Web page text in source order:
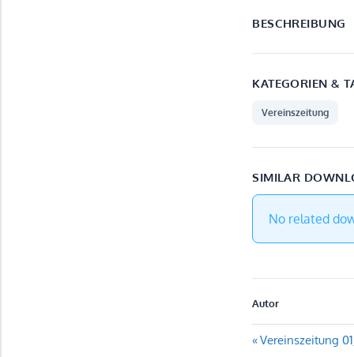
BESCHREIBUNG
KATEGORIEN &
Vereinszeitung
SIMILAR
No related
Autor
Vorheriger
Vereinszeitung